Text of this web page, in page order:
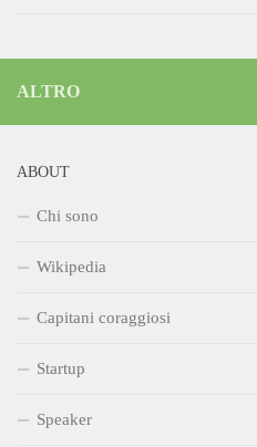
ALTRO
ABOUT
Chi sono
Wikipedia
Capitani coraggiosi
Startup
Speaker